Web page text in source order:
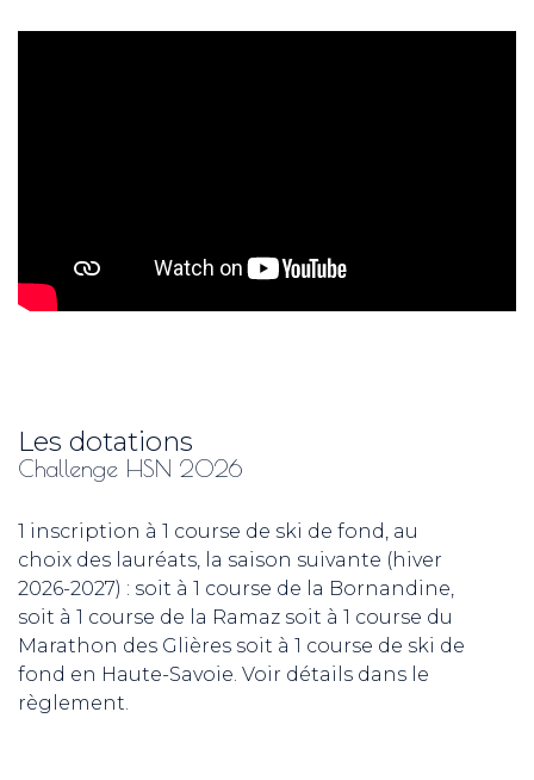
Les dotations
Challenge HSN 2026
1 inscription à 1 course de ski de fond, au
choix des lauréats, la saison suivante (hiver
2026-2027) : soit à 1 course de la Bornandine,
soit à 1 course de la Ramaz soit à 1 course du
Marathon des Glières soit à 1 course de ski de
fond en Haute-Savoie. Voir détails dans le
règlement.